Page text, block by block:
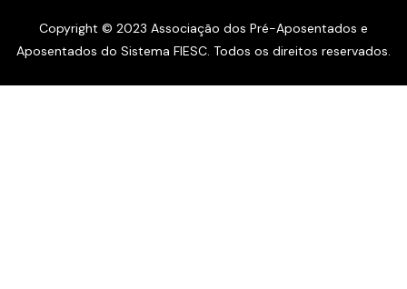
Copyright © 2023 Associação dos Pré-Aposentados e
Aposentados do Sistema FIESC. Todos os direitos reservados.